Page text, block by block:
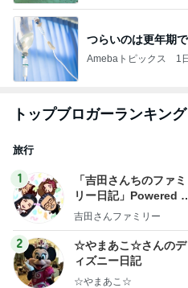
つらいのは更年期
Amebaトピックス 1
トップブロガーランキング
旅行
1
「吉田さんちのファミ
リー日記」Powered b
y Ameba 吉田さんファ
ログ
吉田さんファミリー
2
☆やまあこ☆さんのデ
ィズニー日記
☆やまあこ☆